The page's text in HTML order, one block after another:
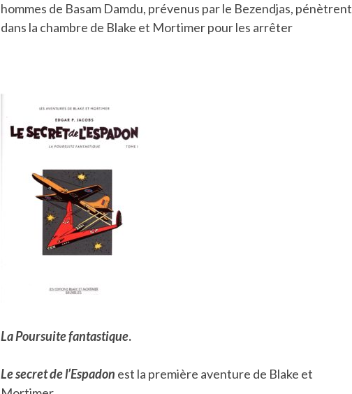
hommes de Basam Damdu, prévenus par le Bezendjas, pénètrent
dans la chambre de Blake et Mortimer pour les arrêter
La Poursuite fantastique.
Le secret de l’Espadon est la première aventure de Blake et